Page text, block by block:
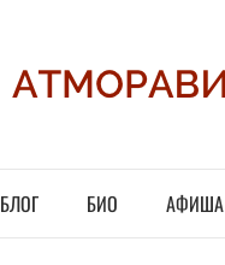
БЛОГ БИО АФИША